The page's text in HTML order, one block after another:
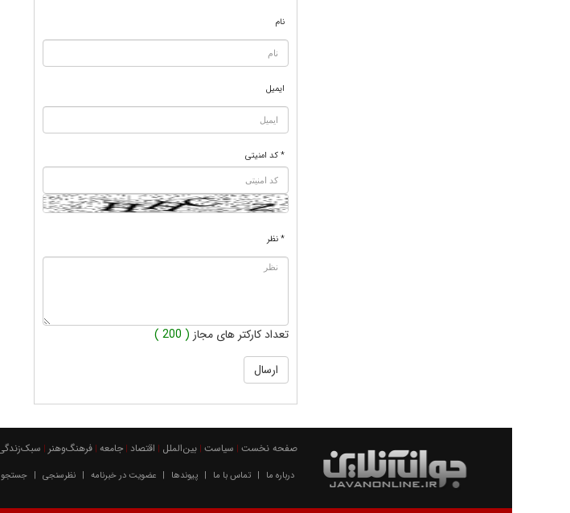
نام
ایمیل
* کد امنیتی
* نظر
تعداد کارکتر های مجاز ( 200 )
صفحه نخست | سیاست | بين‌الملل | اقتصاد | جامعه | فرهنگ‌و‌هنر |
درباره ما | تماس با ما | پیوندها | عضویت در خبرنامه | نظرسنجی | جستجو